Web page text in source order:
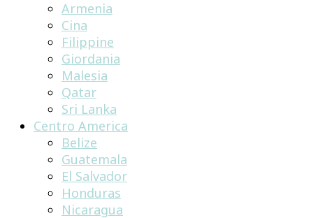
Armenia
Cina
Filippine
Giordania
Malesia
Qatar
Sri Lanka
Centro America
Belize
Guatemala
El Salvador
Honduras
Nicaragua